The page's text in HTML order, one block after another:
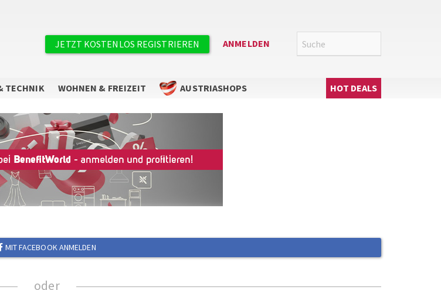
Suche
Benutzermenü
JETZT KOSTENLOS REGISTRIEREN ANMELDEN
TECHNIK WOHNEN & FREIZEIT AUSTRIASHOPS Hauptnavigation
HOT DEALS
MIT FACEBOOK ANMELDEN